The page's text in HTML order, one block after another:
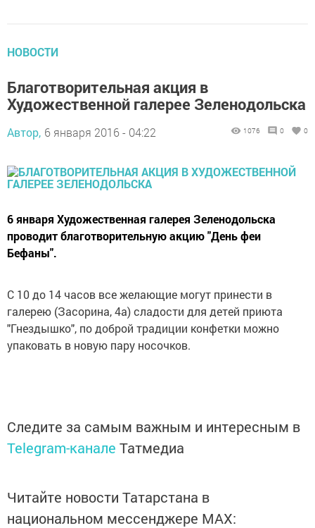
НОВОСТИ
Благотворительная акция в
Художественной галерее Зеленодольска
Автор, 6 января 2016 - 04:22 1076 0 0
6 января Художественная галерея Зеленодольска
проводит благотворительную акцию "День феи
Бефаны".
С 10 до 14 часов все желающие могут принести в
галерею (Засорина, 4а) сладости для детей приюта
"Гнездышко", по доброй традиции конфетки можно
упаковать в новую пару носочков.
Следите за самым важным и интересным в
Telegram-канале Татмедиа
Читайте новости Татарстана в
национальном мессенджере MАХ: